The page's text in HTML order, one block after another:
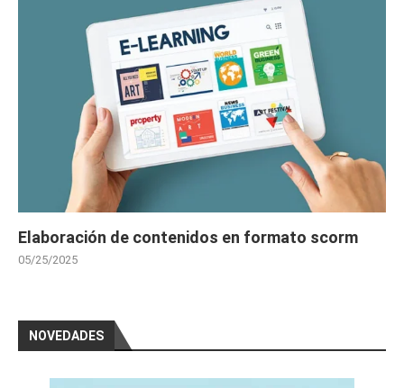
Elaboración de contenidos en formato scorm
05/25/2025
NOVEDADES